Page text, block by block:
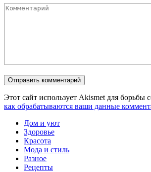
Комментарий
Этот сайт использует Akismet для борьбы
как обрабатываются ваши данные
Дом и уют
Здоровье
Красота
Мода и стиль
Разное
Рецепты